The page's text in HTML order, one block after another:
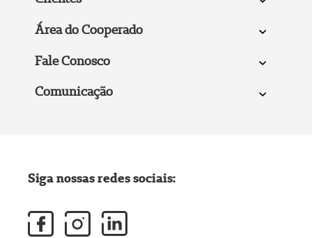
Área do Cooperado
Fale Conosco
Comunicação
Siga nossas redes sociais: